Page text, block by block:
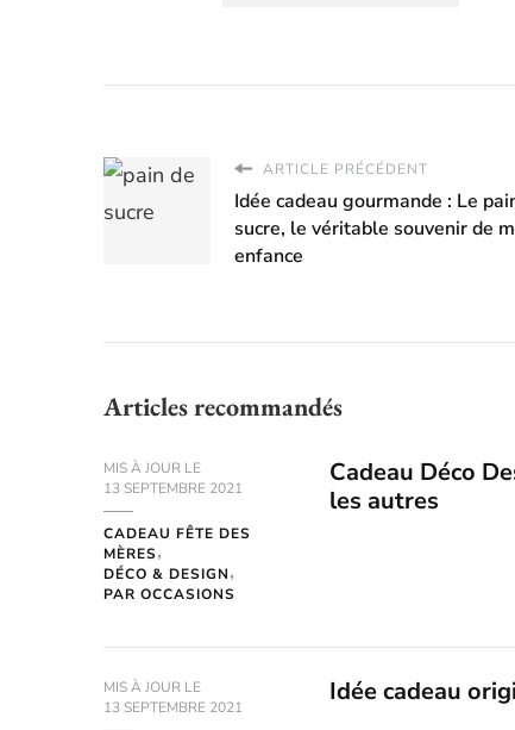
ARTICLE PRÉCÉDENT
Idée cadeau gourmande : Le
sucre, le véritable souvenir de
enfance
Articles recommandés
MIS À JOUR LE
13 SEPTEMBRE 2021
CADEAU FÊTE DES
MÈRES
DÉCO & DESIGN
PAR OCCASIONS
Cadeau Déco
les autres
MIS À JOUR LE
13 SEPTEMBRE 2021
Idée cadeau